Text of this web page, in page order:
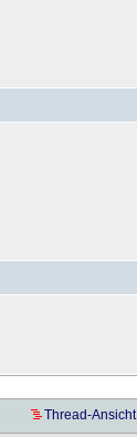
Thread-Ansicht